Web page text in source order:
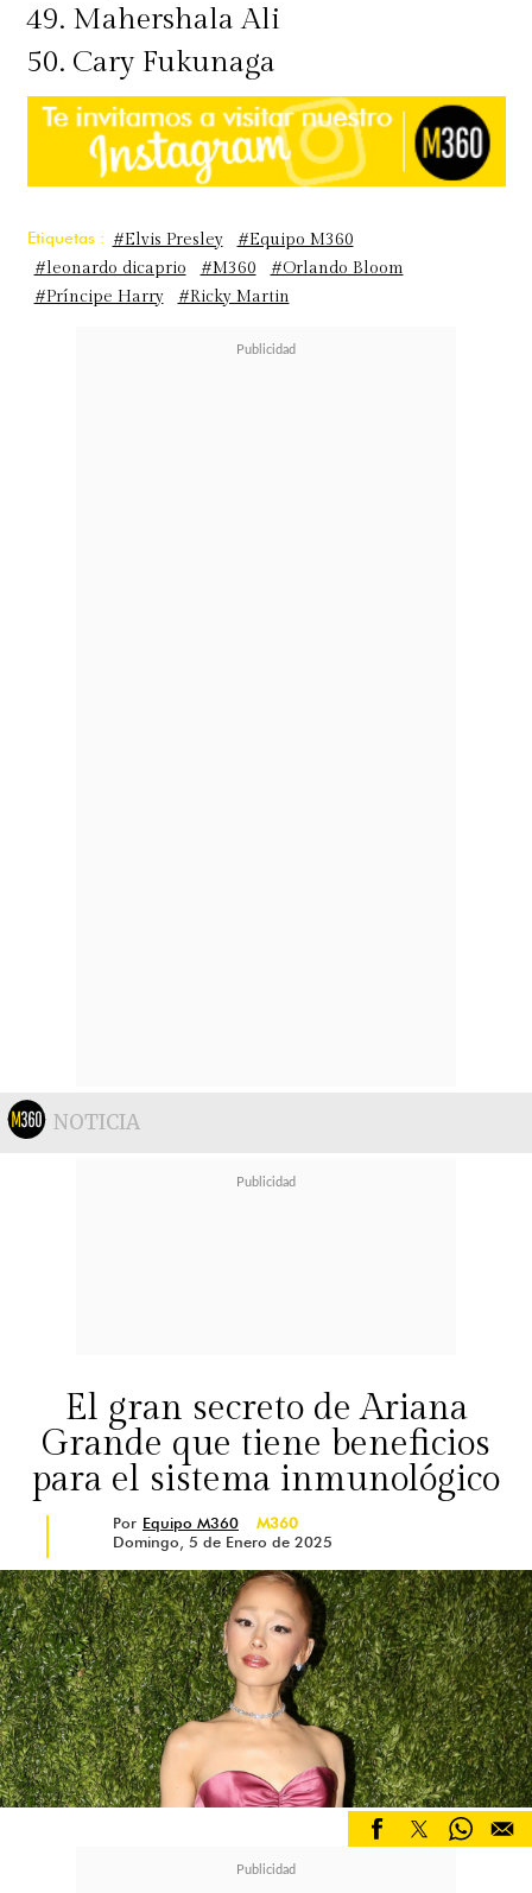
49. Mahershala Ali
50. Cary Fukunaga
Etiquetas : #Elvis Presley
#Equipo M360
#leonardo dicaprio
#M360
#Orlando Bloom
#Príncipe Harry
#Ricky Martin
NOTICIA
El gran secreto de Ariana
Grande que tiene beneficios
para el sistema inmunológico
Por Equipo M360
M360
Domingo, 5 de Enero de 2025